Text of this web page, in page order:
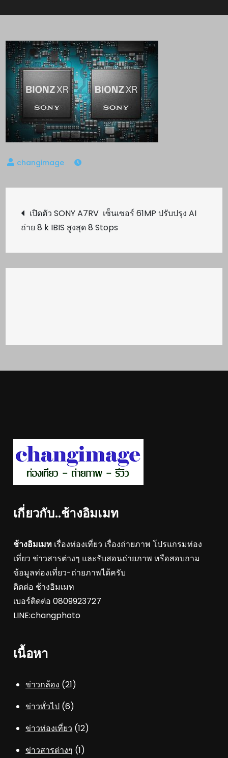
Post
navigation
เปิดตัว SONY A7RV เซ็นเซอร์ 61MP ปรับปรุง AI
ถ่าย 8 k IBIS สูงสุด 8 Stops
เกี่ยวกับ..ช้างอิมเมท
ช้างอิมเมท เรื่องท่องเที่ยว เรื่องถ่ายภาพ โปรแกรมท่อง
เที่ยว ข่าวสารต่างๆ และรับสอนถ่ายภาพ หรือสอบถาม
ข้อมูลท่องเที่ยว-ถ่ายภาพได้ครับ
ติดต่อ ช้างอิมเมท
เบอร์ติดต่อ 0809923727
LINE:changphoto
เนื้อหา
ข่าวกล้อง (21)
ข่าวทั่วไป (6)
ข่าวท่องเที่ยว (12)
ข่าวสารต่างๆ (1)